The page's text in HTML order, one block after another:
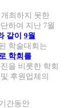
최하지 못한
하여 지난 7월
같이 9월
학술대회는
학회 를
을 비롯한 학회
후원업체의
간동안